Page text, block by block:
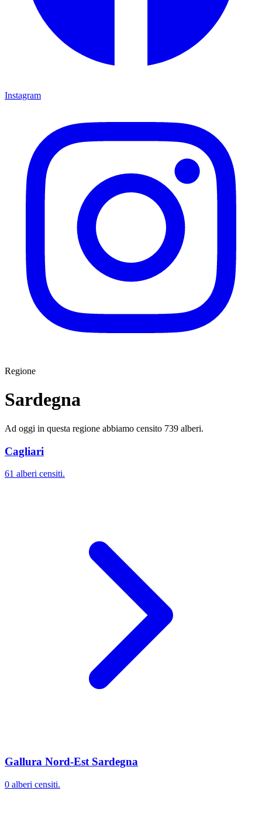
Instagram
Regione
Sardegna
Ad oggi in questa regione abbiamo censito 739 alberi.
Cagliari
61 alberi censiti.
Gallura Nord-Est Sardegna
0 alberi censiti.